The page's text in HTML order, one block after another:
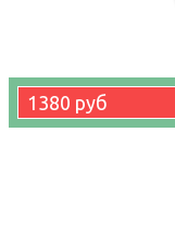
1380 руб